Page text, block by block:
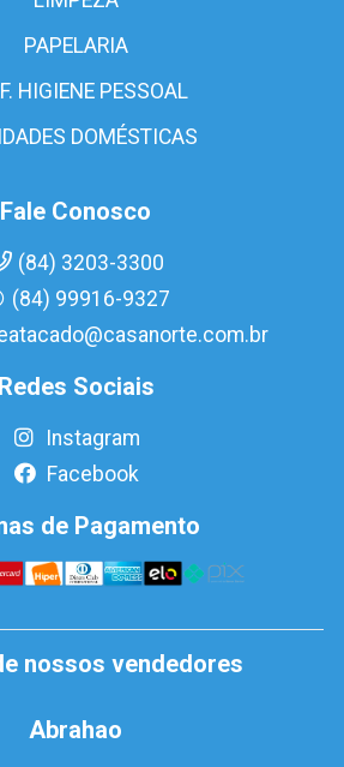
PAPELARIA
HIGIENE PESSOAL
DOMÉSTICAS
Fale Conosco
(84) 3203-3300
(84) 99916-9327
Redes Sociais
Instagram
Facebook
de Pagamento
nossos vendedores
Abrahao